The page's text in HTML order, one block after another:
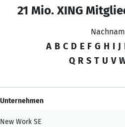
21 Mio. XING
A B C D E F G H I J
Q R S T U V
Unternehmen
New Work SE